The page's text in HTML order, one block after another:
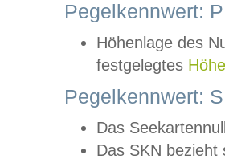
Pegelkennwert:
Höhenlage des
festgelegtes
Pegelkennwert:
Das
Das SKN